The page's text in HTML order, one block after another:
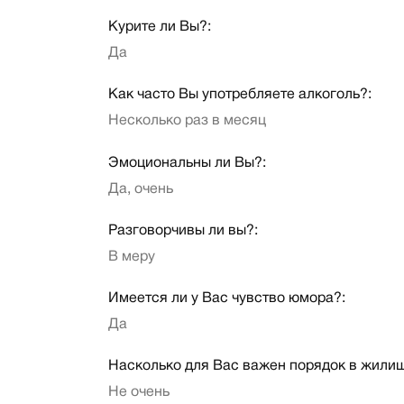
Курите ли Вы?:
Да
Как часто Вы употребляете алкоголь?:
Несколько раз в месяц
Эмоциональны ли Вы?:
Да, очень
Разговорчивы ли вы?:
В меру
Имеется ли у Вас чувство юмора?:
Да
Насколько для Вас важен порядок в
Не очень